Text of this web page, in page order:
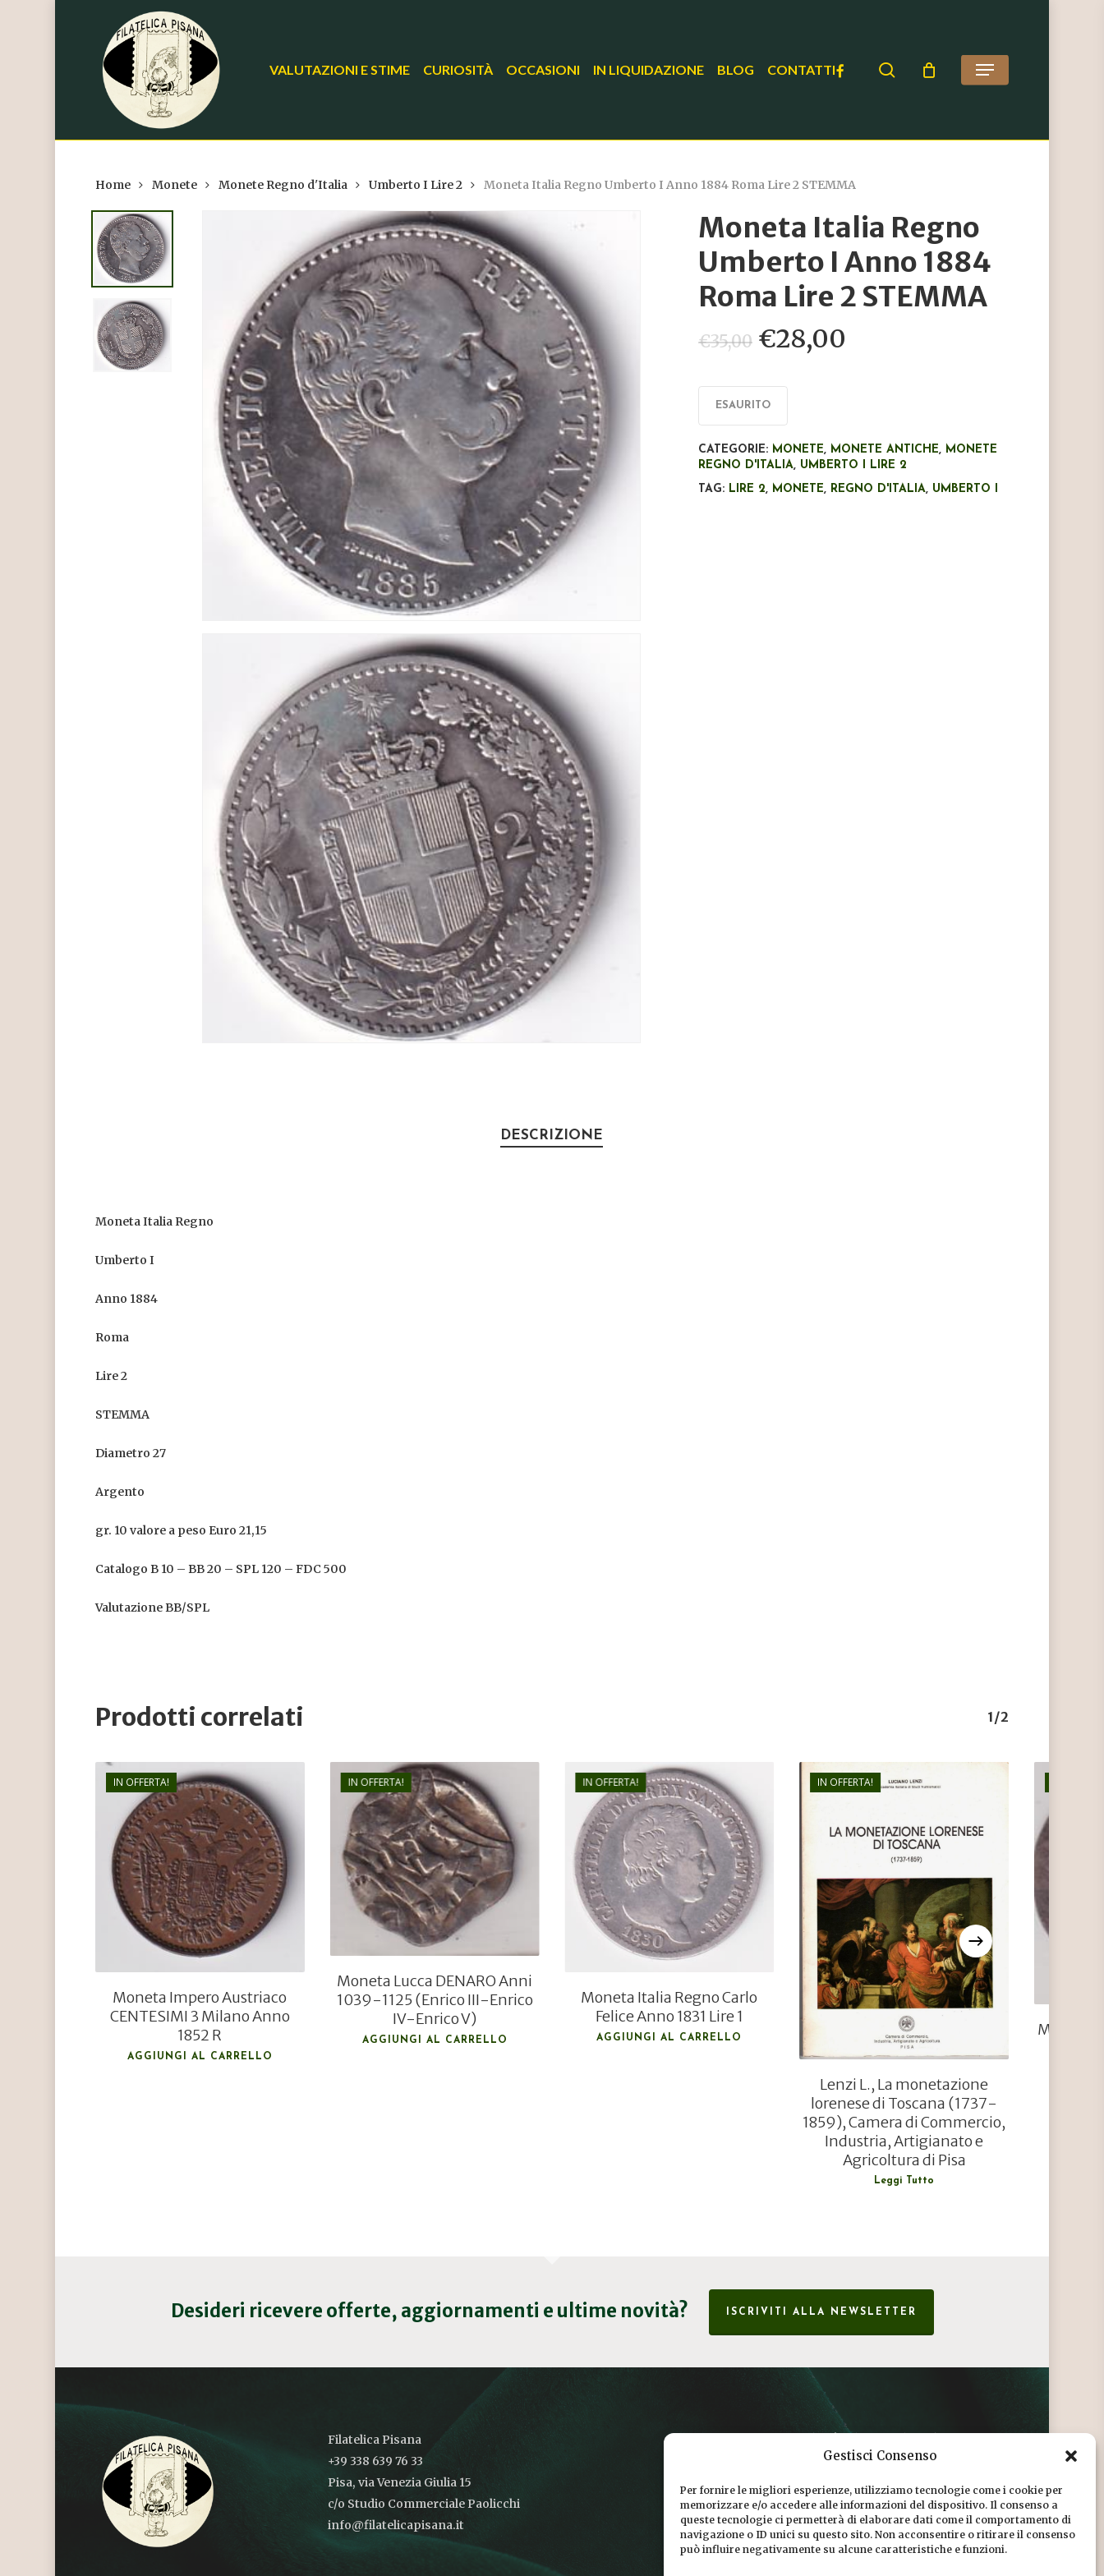
Gestisci Consenso
Per fornire le migliori esperienze, utilizziamo tecnologie come i cookie per
memorizzare e/o accedere alle informazioni del dispositivo. Il consenso a
queste tecnologie ci permetterà di elaborare dati come il comportamento di
navigazione o ID unici su questo sito. Non acconsentire o ritirare il consenso
può influire negativamente su alcune caratteristiche e funzioni.
Hit enter to search or ESC to close
VALUTAZIONI E STIME CURIOSITÀ OCCASIONI IN LIQUIDAZIONE BLOG CONTATTIFACEBOOK search Menu
Home Monete Monete Regno d'Italia Umberto I Lire 2 Moneta Italia Regno Umberto I Anno 1884 Roma Lire 2 STEMMA
Moneta Italia Regno
Umberto I Anno 1884
Roma Lire 2 STEMMA
€35,00 Il
prezzo
originale
era:
€35,00.
€28,00
€28,00.
ESAURITO
CATEGORIE: MONETE, MONETE ANTICHE, MONETE
REGNO D'ITALIA, UMBERTO I LIRE 2
TAG: LIRE 2, MONETE, REGNO D'ITALIA, UMBERTO I
DESCRIZIONE
Moneta Italia Regno
Umberto I
Anno 1884
Roma
Lire 2
STEMMA
Diametro 27
Argento
gr. 10 valore a peso Euro 21,15
Catalogo B 10 – BB 20 – SPL 120 – FDC 500
Valutazione BB/SPL
Prodotti correlati 1/2
IN OFFERTA!
€120,00
€80,00
Moneta Impero Austriaco
CENTESIMI 3 Milano Anno
1852 R
AGGIUNGI AL CARRELLO
IN OFFERTA!
€60,00
€40,00
Moneta Lucca DENARO Anni
1039-1125 (Enrico III-Enrico
IV-Enrico V)
AGGIUNGI AL CARRELLO
IN OFFERTA!
€90,00
€70,00
Moneta Italia Regno Carlo
Felice Anno 1831 Lire 1
AGGIUNGI AL CARRELLO
IN OFFERTA!
25,00
€20,00
Lenzi L., La monetazione
lorenese di Toscana (1737-
1859), Camera di Commercio,
Industria, Artigianato e
Agricoltura di Pisa
Leggi Tutto
Moneta
Desideri ricevere offerte, aggiornamenti e ultime novità? ISCRIVITI ALLA NEWSLETTER
Filatelica Pisana
+39 338 639 76 33
Pisa, via Venezia Giulia 15
c/o Studio Commerciale Paolicchi
info@filatelicapisana.it
COOKIE POLICY
DICONO DI NOI
CHI SIAMO